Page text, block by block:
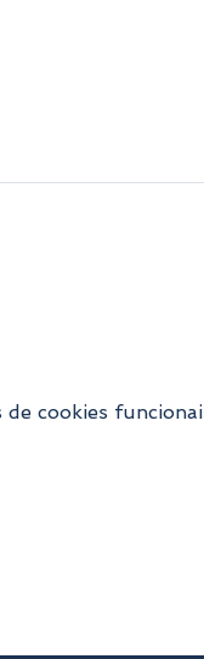
cookies